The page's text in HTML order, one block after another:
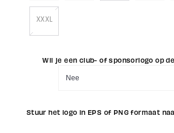
XXXL
Wil je een club- of sponsorlogo op
Stuur het logo in EPS of PNG formaat